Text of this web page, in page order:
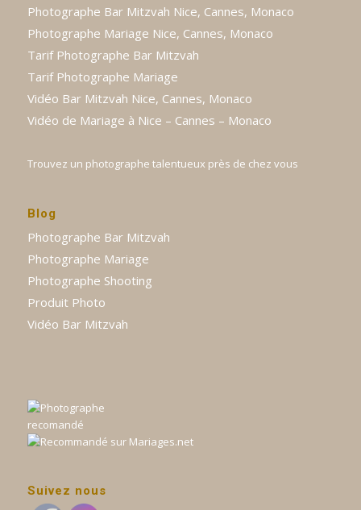
Photographe Bar Mitzvah Nice, Cannes, Monaco
Photographe Mariage Nice, Cannes, Monaco
Tarif Photographe Bar Mitzvah
Tarif Photographe Mariage
Vidéo Bar Mitzvah Nice, Cannes, Monaco
Vidéo de Mariage à Nice – Cannes – Monaco
Trouvez un photographe talentueux près de chez vous
Blog
Photographe Bar Mitzvah
Photographe Mariage
Photographe Shooting
Produit Photo
Vidéo Bar Mitzvah
Suivez nous